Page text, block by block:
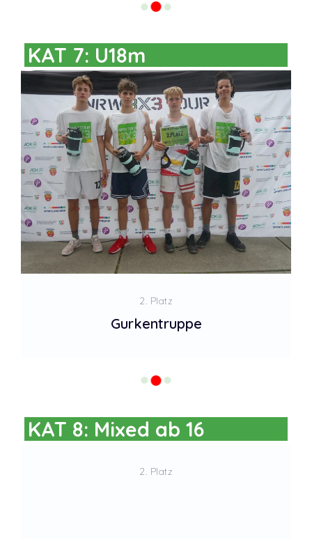
KAT 7: U18m
2. Platz
Gurkentruppe
KAT 8: Mixed ab 16
2. Platz